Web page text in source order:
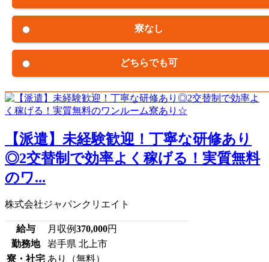
寮なし
どちらでも可
【派遣】未経験歓迎！丁寧な研修あり
◎2交替制で効率よく稼げる！実質無料
のワ...
株式会社ジャパンクリエイト
給与 月収例370,000円
勤務地
岩手県 北上市
寮・社宅 あり（無料）